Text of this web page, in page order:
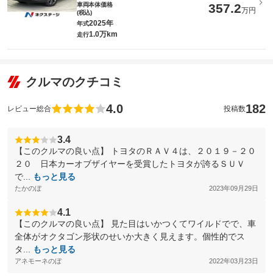
車両本体価格
(税込)
357.2万円
年式2025年
走行1.0万km
クルマのクチコミ
レビュー総合 4.0 投稿数182
3.4
【このクルマの良い点】 トヨタのＲＡＶ４は、２０１９－２０
２０ 日本カーオブザイヤーを受賞したトヨタが誇るＳＵＶ
で...
もっと見る
たかのぼ 2023年09月29日
4.1
【このクルマの良い点】 見た目はいかつくてワイルドでで、車
全体がオクタゴン形状のせいか大きく見えます。個性的でス
タ...
もっと見る
アネモーネのぼ 2022年03月23日